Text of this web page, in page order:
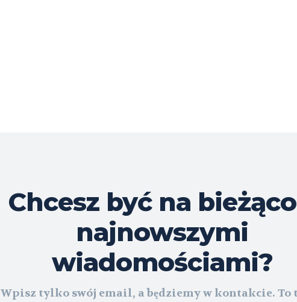
Chcesz być na
najnowszymi
wiadomościami?
Wpisz tylko swój email, a będziemy w kontakcie. To